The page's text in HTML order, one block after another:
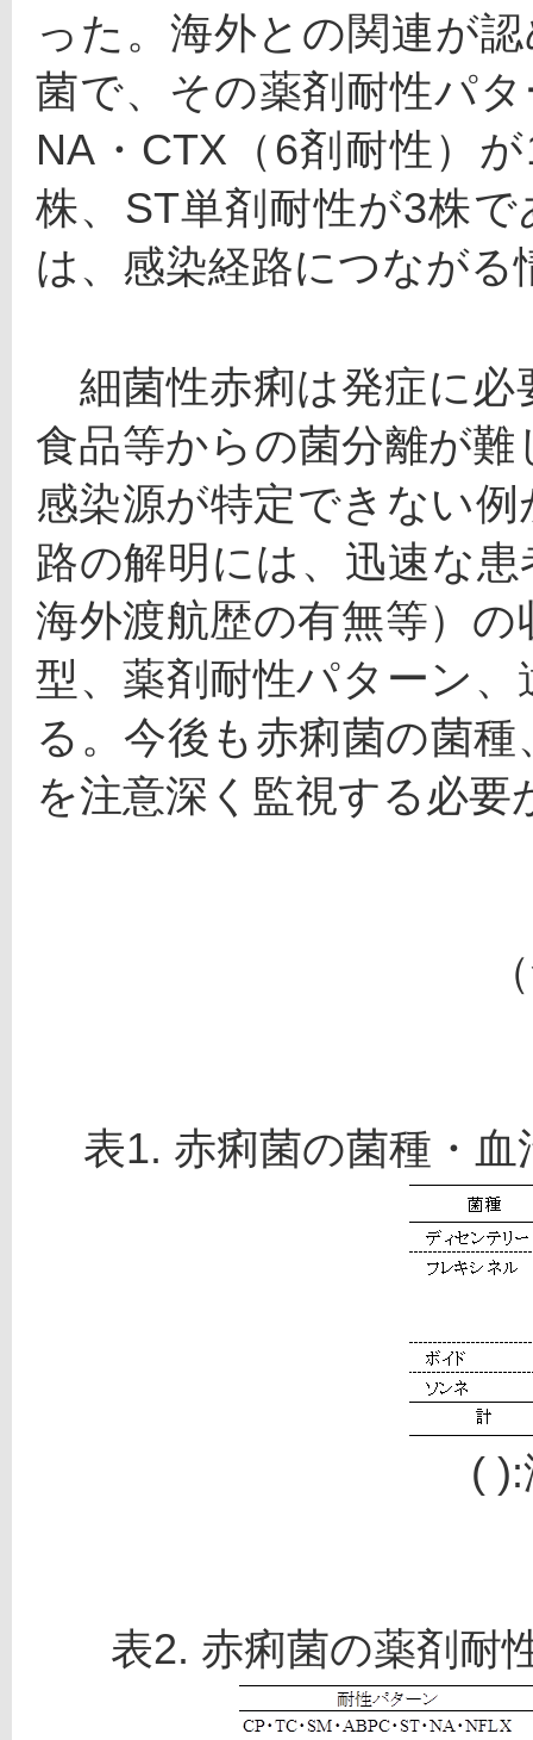
った。海外との関連が
菌で、その薬剤耐性パ
NA・CTX（6剤耐性）
株、ST単剤耐性が3株
は、感染経路につなが
細菌性赤痢は発症に必
食品等からの菌分離が
感染源が特定できない
路の解明には、迅速な
海外渡航歴の有無等）
型、薬剤耐性パターン
る。今後も赤痢菌の菌
を注意深く監視する必要
表1. 赤痢菌の菌種・
(
表2. 赤痢菌の薬剤耐